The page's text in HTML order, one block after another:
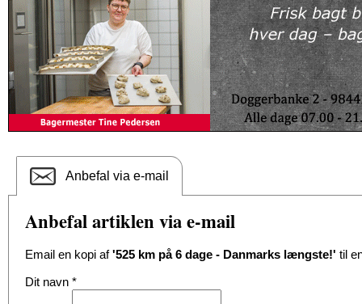
Anbefal via e-mail
Anbefal artiklen via e-mail
Email en kopi af'525 km på 6 dage - Danmarks længste!' til
Dit navn *